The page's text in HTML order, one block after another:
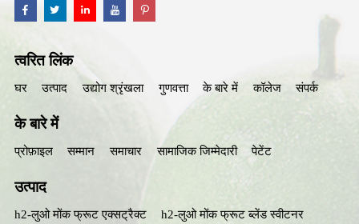
त्वरित लिंक
घर उत्पाद उद्योग श्रृंखला गुणवत्ता के बारे में कॉलेज संपर्क
के बारे में
प्रोफ़ाइल सम्मान समाचार सामाजिक जिम्मेदारी पेटेंट
उत्पाद
h2-लुओ मोंक फ्रूट एक्सट्रैक्ट h2-लुओ मोंक फ्रूट ब्लेंड स्वीटनर